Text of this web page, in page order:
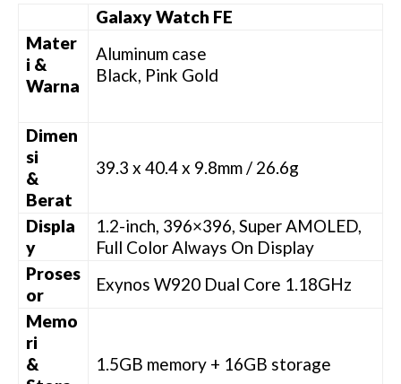
Galaxy Watch FE
Mater
i &
Warna
Aluminum case
Black, Pink Gold
Dimen
si
&
Berat
39.3 x 40.4 x 9.8mm / 26.6g
Displa
y
1.2-inch, 396×396, Super AMOLED,
Full Color Always On Display
Proses
or
Exynos W920 Dual Core 1.18GHz
Memo
ri
&
1.5GB memory + 16GB storage